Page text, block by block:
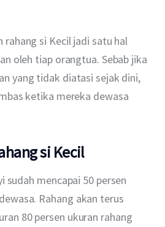
rahang si Kecil jadi satu hal
oleh tiap orangtua. Sebab jika
yang tidak diatasi sejak dini,
ketika mereka dewasa
si Kecil
sudah mencapai 50 persen
Rahang akan terus
80 persen ukuran rahang